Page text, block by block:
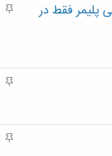
م
پلیمر فقط در
م
م